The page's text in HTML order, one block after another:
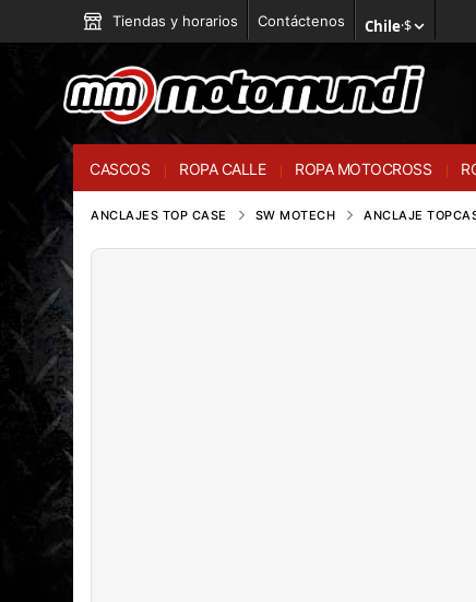
Tiendas y horarios Contáctenos Chile·$
CASCOS ROPA CALLE ROPA MOTOCROSS
ANCLAJES TOP CASE SW MOTECH ANCLAJE